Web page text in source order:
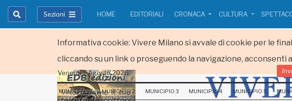
Informativa cookie: Vivere Milano si avvale di cookie per le
cliccando su un link o proseguendo la navigazione, acconsenti
Sezioni HOME EDITORIALI CRONACA CULTURA
Venerdi 7 Agosto 2026
MUNICIPIO 1 MUNICIPIO 2 MUNICIPIO 3 MUNICIPIO 4 MUNICIPIO 5